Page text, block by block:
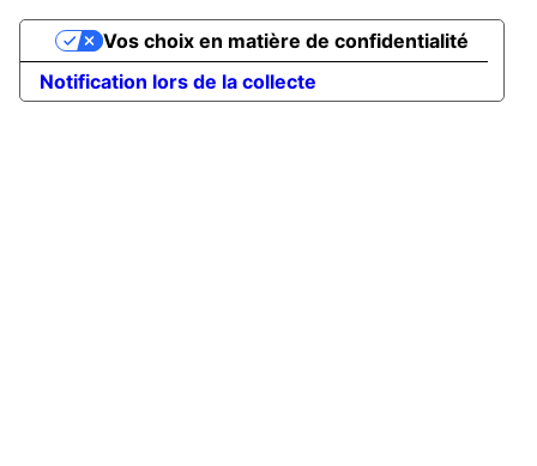
Notification lors de la collecte
Vos choix en matière de confidentialité